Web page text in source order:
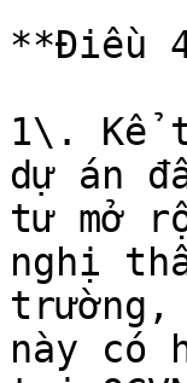
**Điều
1\. Kể
dự án
tư mở
nghị
trường,
này có